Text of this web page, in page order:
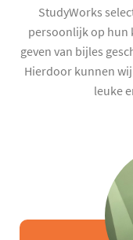
StudyWorks
persoonlijk op hun
geven van bijles
Hierdoor kunnen
leuke